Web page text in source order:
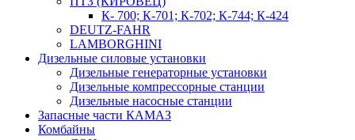
К- 700; К-701; К-702; К-744; К-424
DEUTZ-FAHR
LAMBORGHINI
Дизельные силовые установки
Дизельные генераторные установки
Дизельные компрессорные станции
Дизельные насосные станции
Запасные части КАМАЗ
Комбайны